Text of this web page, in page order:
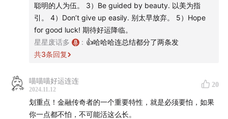
测，不再靠人为输入规则
「其他人都把活干完了，那西蒙斯在干啥？」「他
在忙着挖人」
础，隐马尔可夫模型：试着用天气预报+语音识别的例子
理解看看 👀
毕生追求：数据清洗师，准确的价格的数据的收集和整理。
1980年以初级人员加入，但对数据有无比的热情。
为文艺复兴挖掘了相当丰厚的数据资产，不仅收集当时的数
据，还往前收集19世纪的数据，且全部电子化，打好了数据
的基础。
随机方程界大牛。
真正能帮助文艺复兴稳定盈利，1986年开发出让计算机自己
判断信号，让计算机自主学习数据，逐渐走向黑盒化。
聪明的人为伍。 3）Be guided by beauty. 以美为指
引。 4）Don’t give up easily. 别太早放弃。 5）Hope
for good luck! 期待好运降临。
星星废话多
: 👍哈哈哈连总结都分了两条发
共3条回复
喵喵喵好运连连
2024.11.12
20
划重点！金融传奇者的一个重要特性，就是必须要怕，如果
你一点都不怕，不可能活这么长。